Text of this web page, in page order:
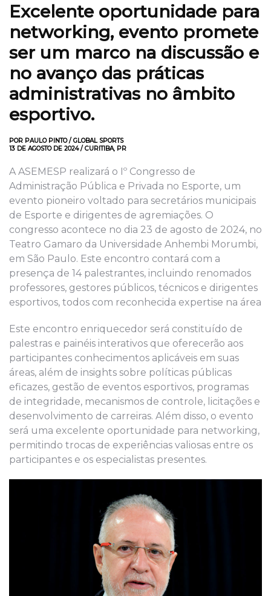
Excelente oportunidade para
networking, evento promete
ser um marco na discussão e
no avanço das práticas
administrativas no âmbito
esportivo.
POR PAULO PINTO / GLOBAL SPORTS
13 DE AGOSTO DE 2024 / CURITIBA, PR
A ASEMESP realizará o Iº Congresso de
Administração Pública e Privada no Esporte, um
evento pioneiro voltado para secretários municipais
de Esporte e dirigentes de agremiações. O
congresso acontece no dia 23 de agosto de 2024, no
Teatro Gamaro da Universidade Anhembi Morumbi,
em São Paulo. Este encontro contará com a
presença de 14 palestrantes, incluindo renomados
professores, gestores públicos, técnicos e dirigentes
esportivos, todos com reconhecida expertise na área
Este encontro enriquecedor será constituído de
palestras e painéis interativos que oferecerão aos
participantes conhecimentos aplicáveis em suas
áreas, além de insights sobre políticas públicas
eficazes, gestão de eventos esportivos, programas
de integridade, mecanismos de controle, licitações e
desenvolvimento de carreiras. Além disso, o evento
será uma excelente oportunidade para networking,
permitindo trocas de experiências valiosas entre os
participantes e os especialistas presentes.